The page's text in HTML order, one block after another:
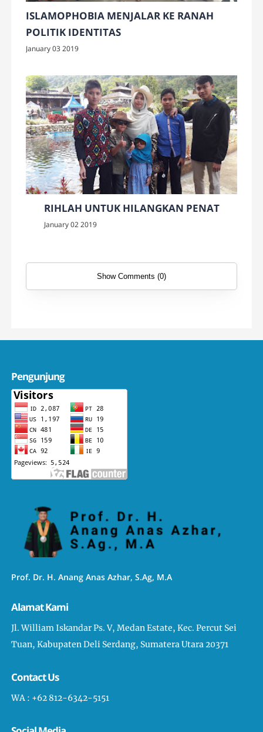
ISLAMOPHOBIA MENJALAR KE RANAH
POLITIK IDENTITAS
January 03 2019
RIHLAH UNTUK HILANGKAN PENAT
January 02 2019
Show Comments (0)
Pengunjung
Prof. Dr. H. Anang Anas Azhar, S.Ag, M.A
Alamat Kami
Jl. William Iskandar Ps. V, Medan Estate, Kec. Percut Sei
Tuan, Kabupaten Deli Serdang, Sumatera Utara 20371
Contact Us
WA : +62 812-6342-5151